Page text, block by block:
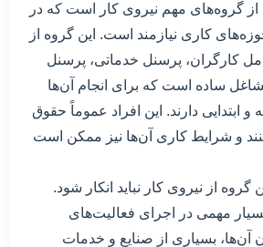
از گروه‌های مهم نیروی کار است که در
کاری نیازمند است. این گروه از
کارگران، پرسنل خدماتی، پرسنل
ساده است که برای انجام آن‌ها
و ابتدایی دارند. این افراد عموماً حقوق
و شرایط کاری آن‌ها نیز ممکن است
گروه از نیروی کار نباید انکار شود.
مهمی در اجرای فعالیت‌های
آن‌ها، بسیاری از صنایع و خدمات